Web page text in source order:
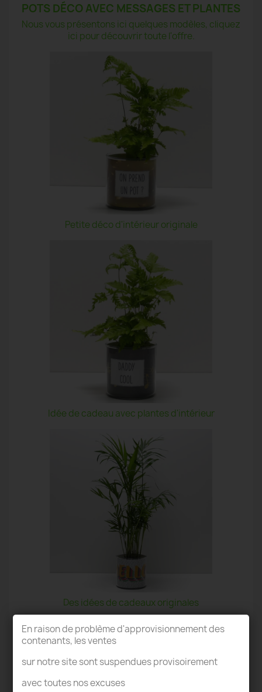
POTS DÉCO AVEC MESSAGES ET PLANTES
Nous vous présentons ici quelques modèles, cliquez
ici pour découvrir toute l'offre.
Petite déco d'intérieur originale
Idée de cadeau avec plantes d'intérieur
Des idées de cadeaux originales
En raison de problème d'approvisionnement des
contenants, les ventes
sur notre site sont suspendues provisoirement
avec toutes nos excuses